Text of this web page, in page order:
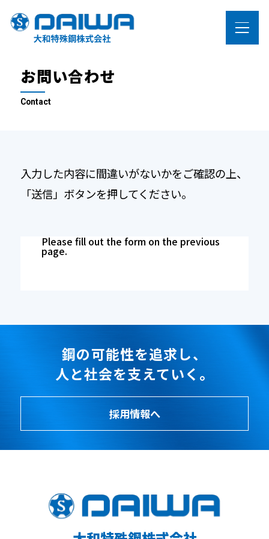
LANGUAGE
製品情報
動画一覧
カタログ・資料
会社概要
お問い合わせ
Contact
入力した内容に間違いがないかをご確認の上、
「送信」ボタンを押してください。
Please fill out the form on the previous
page.
鋼の可能性を追求し、
人と社会を支えていく。
採用情報へ